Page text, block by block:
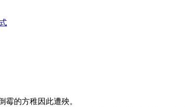
霉的方稚因此遭殃。